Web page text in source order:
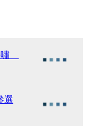
嘯
選